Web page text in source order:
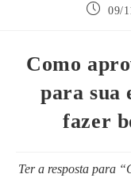
Post 09/
Como
para sua
fazer
Ter a resposta para